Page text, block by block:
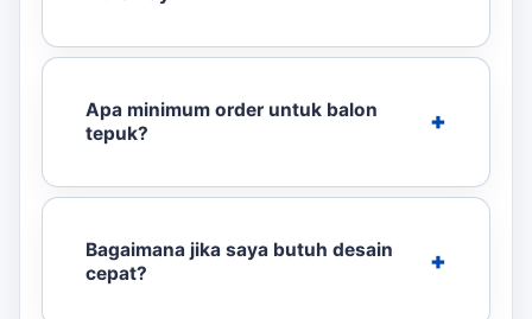
Apa minimum order untuk balon
tepuk?
Bagaimana jika saya butuh desain
cepat?